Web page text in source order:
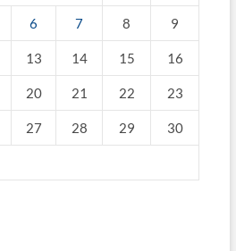
6 7 8 9
13 14 15 16
20 21 22 23
27 28 29 30